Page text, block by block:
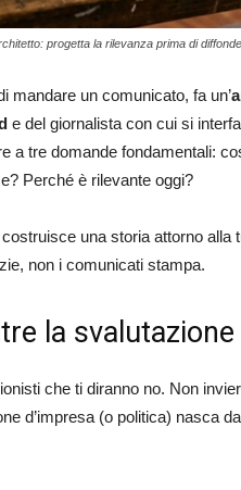
progetta la rilevanza prima di
mandare un comunicato, fa un’
e del giornalista con cui si
a tre domande fondamentali:
Perché è rilevante oggi?
una storia attorno alla
non i comunicati stampa.
la svalutazione
che ti diranno no. Non
d’impresa (o politica) nasca